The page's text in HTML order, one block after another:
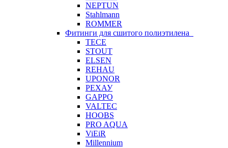
NEPTUN
Stahlmann
ROMMER
Фитинги для сшитого полиэтилена
TECE
STOUT
ELSEN
REHAU
UPONOR
РЕХАУ
GAPPO
VALTEC
HOOBS
PRO AQUA
ViEiR
Millennium